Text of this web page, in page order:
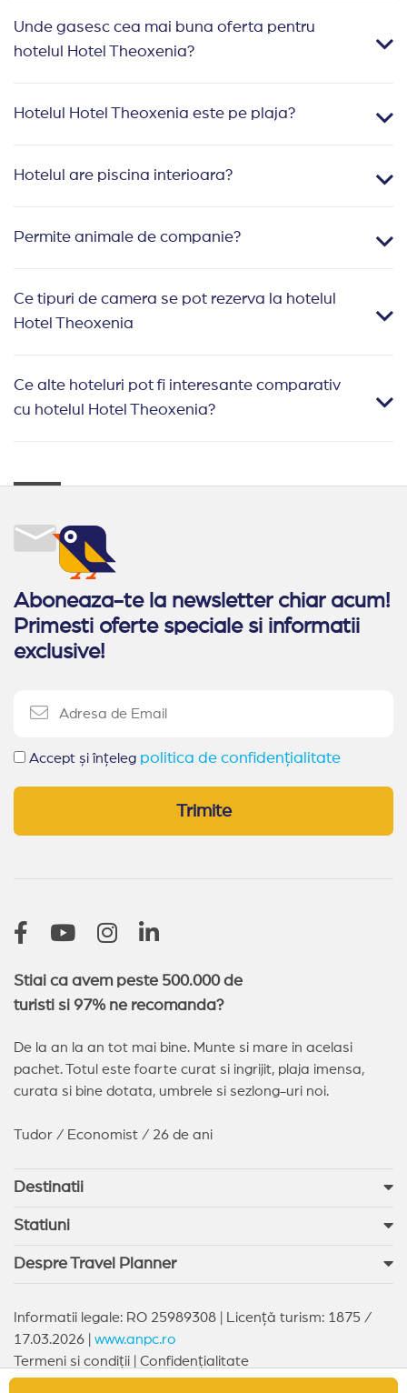
Unde gasesc cea mai buna oferta pentru
hotelul Hotel Theoxenia?
Hotelul Hotel Theoxenia este pe plaja?
Hotelul are piscina interioara?
Permite animale de companie?
Ce tipuri de camera se pot rezerva la hotelul
Hotel Theoxenia
Ce alte hoteluri pot fi interesante comparativ
cu hotelul Hotel Theoxenia?
Aboneaza-te la newsletter chiar acum!
Primesti oferte speciale si informatii
exclusive!
Accept și înțeleg politica de confidențialitate
Trimite
Stiai ca avem peste 500.000 de
turisti si 97% ne recomanda?
De la an la an tot mai bine. Munte si mare in acelasi
pachet. Totul este foarte curat si ingrijit, plaja imensa,
curata si bine dotata, umbrele si sezlong-uri noi.
Tudor / Economist / 26 de ani
Destinatii
Statiuni
Despre Travel Planner
Informatii legale: RO 25989308 | Licență turism: 1875 /
17.03.2026 | www.anpc.ro
Copyright © 2026 Travel Planner. All rights reserved
Termeni si condiții Confidențialitate